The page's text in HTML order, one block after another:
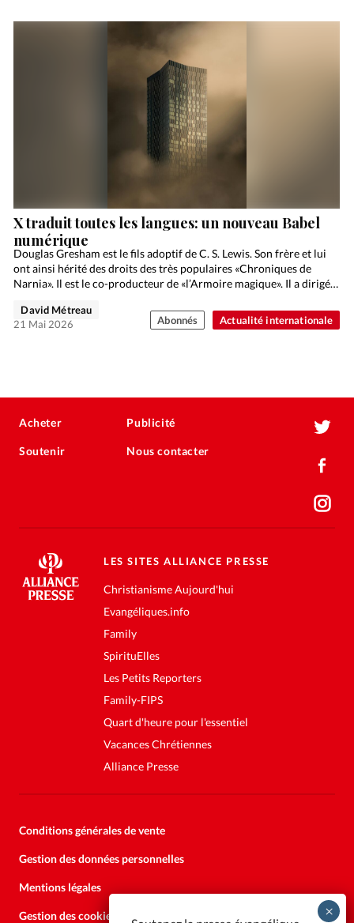
Actualité internationale
X traduit toutes les langues: un nouveau Babel
numérique
Douglas Gresham est le fils adoptif de C. S. Lewis. Son frère et lui
ont ainsi hérité des droits des très populaires «Chroniques de
Narnia». Il est le co-producteur de «l’Armoire magique». Il a dirigé…
David Métreau
21 Mai 2026
Abonnés
Acheter
Soutenir
Publicité
Nous contacter
LES SITES ALLIANCE PRESSE
Christianisme Aujourd'hui
Evangéliques.info
Family
SpirituElles
Les Petits Reporters
Family-FIPS
Quart d'heure pour l'essentiel
Vacances Chrétiennes
Alliance Presse
Conditions générales de vente
Gestion des données personnelles
Mentions légales
Gestion des cookies